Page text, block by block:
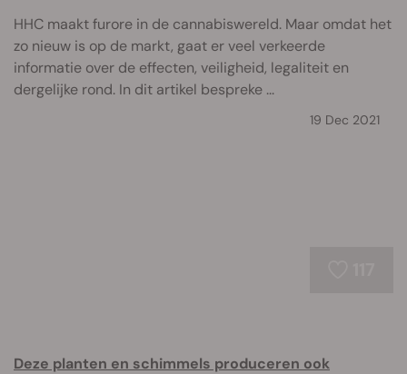
HHC maakt furore in de cannabiswereld. Maar omdat het
zo nieuw is op de markt, gaat er veel verkeerde
informatie over de effecten, veiligheid, legaliteit en
dergelijke rond. In dit artikel bespreke ...
19 Dec 2021
Deze planten en schimmels produceren ook